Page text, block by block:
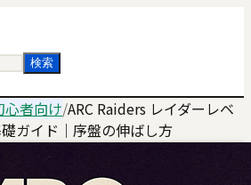
検索
心者向け/ARC Raiders レイダーレベ
ガイド｜序盤の伸ばし方